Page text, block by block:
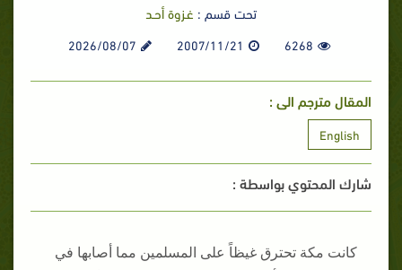
تحت قسم : غـزوة أحـد
6268
2007/11/21
2026/08/07
المقال مترجم الى :
English
شارك المحتوي بواسطة :
كانت مكة تحترق غيظاً على المسلمين مما أصابها في